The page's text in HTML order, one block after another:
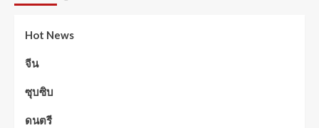
Hot News
จีน
ซุบซิบ
ดนตรี